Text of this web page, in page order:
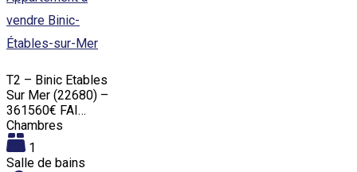
vendre Binic-
Étables-sur-Mer
T2 – Binic Etables
Sur Mer (22680) –
361560€ FAI…
Chambres
1
Salle de bains